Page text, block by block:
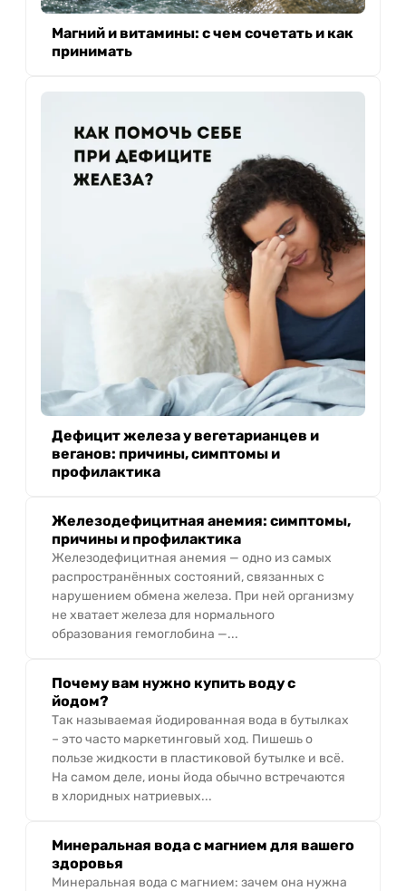
Магний и витамины: с чем сочетать и как
принимать
Дефицит железа у вегетарианцев и
веганов: причины, симптомы и
профилактика
Железодефицитная анемия: симптомы,
причины и профилактика
Железодефицитная анемия — одно из самых
распространённых состояний, связанных с
нарушением обмена железа. При ней организму
не хватает железа для нормального
образования гемоглобина —...
Почему вам нужно купить воду с
йодом?
Так называемая йодированная вода в бутылках
– это часто маркетинговый ход. Пишешь о
пользе жидкости в пластиковой бутылке и всё.
На самом деле, ионы йода обычно встречаются
в хлоридных натриевых...
Минеральная вода с магнием для вашего
здоровья
Минеральная вода с магнием: зачем она нужна